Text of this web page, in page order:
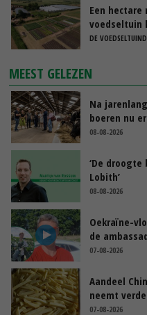
Een
voedseltuin
DE
MEEST GELEZEN
Na
boeren nu
08-08-2026
‘De
Lobith’
08-08-2026
Oekraïne-
de
07-08-2026
Aandeel
neemt
07-08-2026